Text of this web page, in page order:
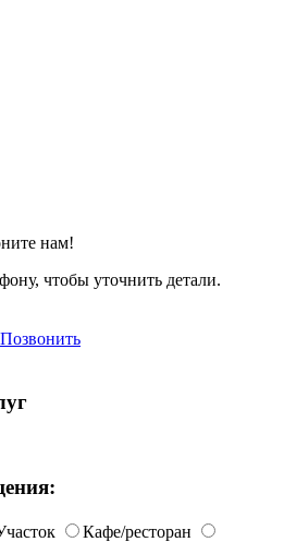
нам!
чтобы уточнить детали.
Позвонить
Кафе/ресторан